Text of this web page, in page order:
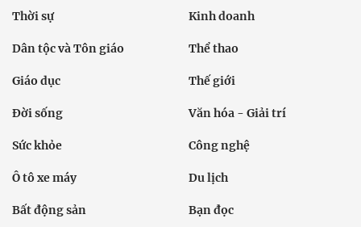
Thời sự Kinh doanh
Dân tộc và Tôn giáo Thể thao
Giáo dục Thế giới
Đời sống Văn hóa - Giải trí
Sức khỏe Công nghệ
Ô tô xe máy Du lịch
Bất động sản Bạn đọc